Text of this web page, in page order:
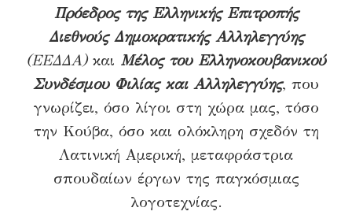
Πρόεδρος της Ελληνικής Επιτροπής
Διεθνούς Δημοκρατικής Αλληλεγγύης
(ΕΕΔΔΑ)και Μέλος του Ελληνοκουβανικού
Συνδέσμου Φιλίας και Αλληλεγγύης, που
γνωρίζει, όσο λίγοι στη χώρα μας, τόσο
την Κούβα, όσο και ολόκληρη σχεδόν τη
Λατινική Αμερική, μεταφράστρια
σπουδαίων έργων της παγκόσμιας
λογοτεχνίας.